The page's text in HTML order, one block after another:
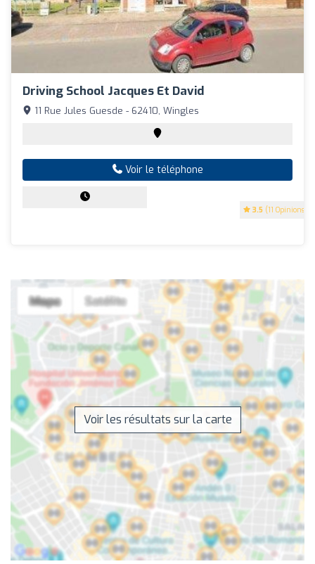
Driving School Jacques Et David
3.5 (11 Opinions)
11 Rue Jules Guesde - 62410, Wingles
Voir le téléphone
Voir les résultats sur la carte